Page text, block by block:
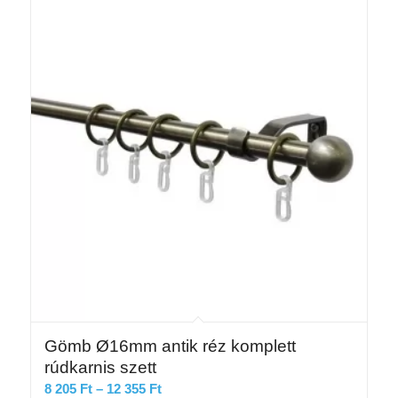
Gömb Ø16mm antik réz komplett
rúdkarnis szett
8 205 Ft – 12 355 FtÁrtartomány: